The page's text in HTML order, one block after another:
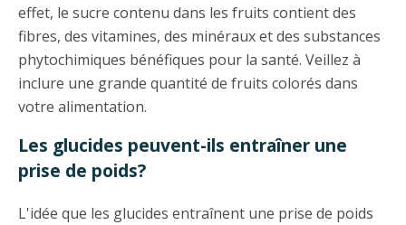
effet, le sucre contenu dans les fruits contient des
fibres, des vitamines, des minéraux et des substances
phytochimiques bénéfiques pour la santé. Veillez à
inclure une grande quantité de fruits colorés dans
votre alimentation.
Les glucides peuvent-ils entraîner une
prise de poids?
L'idée que les glucides entraînent une prise de poids